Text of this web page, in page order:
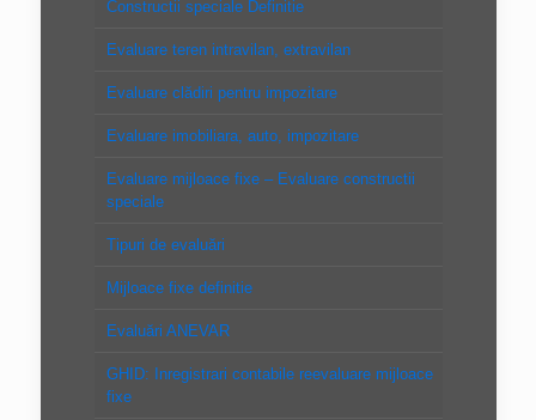
Constructii speciale Definitie
Evaluare teren intravilan, extravilan
Evaluare clădiri pentru impozitare
Evaluare imobiliara, auto, impozitare
Evaluare mijloace fixe – Evaluare constructii
speciale
Tipuri de evaluări
Mijloace fixe definitie
Evaluări ANEVAR
GHID: Inregistrari contabile reevaluare mijloace
fixe